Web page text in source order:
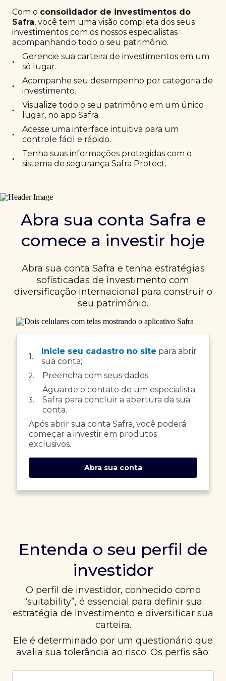
Com o consolidador de investimentos do
Safra, você tem uma visão completa dos seus
investimentos com os nossos especialistas
acompanhando todo o seu patrimônio.
•
Gerencie sua carteira de investimentos em um
só lugar.
•
Acompanhe seu desempenho por categoria de
investimento.
•
Visualize todo o seu patrimônio em um único
lugar, no app Safra.
•
Acesse uma interface intuitiva para um
controle fácil e rápido.
•
Tenha suas informações protegidas com o
sistema de segurança Safra Protect.
Abra sua conta Safra e
comece a investir hoje
Abra sua conta Safra e tenha estratégias
sofisticadas de investimento com
diversificação internacional para construir o
seu patrimônio.
1.
Inicie seu cadastro no site para abrir
sua conta;
2. Preencha com seus dados;
3.
Aguarde o contato de um especialista
Safra para concluir a abertura da sua
conta.
Após abrir sua conta Safra, você poderá
começar a investir em produtos
exclusivos.
Abra sua conta
Entenda o seu perfil de
investidor
O perfil de investidor, conhecido como
“suitability”, é essencial para definir sua
estratégia de investimento e diversificar sua
carteira.
Ele é determinado por um questionário que
avalia sua tolerância ao risco. Os perfis são: